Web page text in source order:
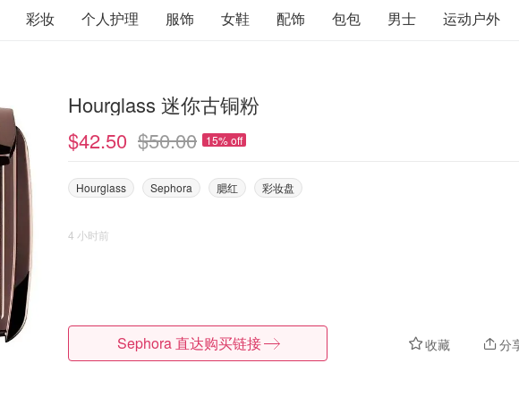
彩妆 个人护理 服饰 女鞋 配饰 包包 男士 运动户外
Hourglass 迷你古铜粉
$42.50 $50.00 15% off
Hourglass Sephora 腮红 彩妆盘
4 小时前
收藏 分
Sephora 直达购买链接